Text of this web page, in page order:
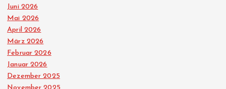
Juni 2026
Mai 2026
April 2026
März 2026
Februar 2026
Januar 2026
Dezember 2025